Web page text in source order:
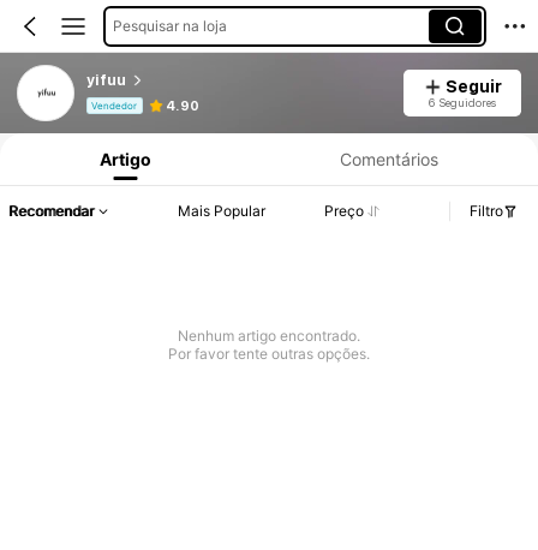
Pesquisar na loja
yifuu
Vendedor 4.90
Seguir
6 Seguidores
Informações do Produto: Divulgação de Preço, Vendas e Detalhes de Stock.
Artigo Comentários
Recomendar Mais Popular Preço Filtro
Nenhum artigo encontrado.
Por favor tente outras opções.